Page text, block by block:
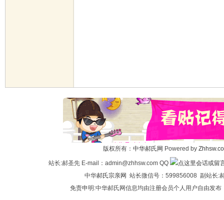
版权所有： 中华郝氏网 Powered by
站长:郝圣先 E-mail：admin@zhhsw.com QQ
中华郝氏宗亲网 站长微信号：599856008 副站长:
免责申明:中华郝氏网信息均由注册会员个人用户自由发